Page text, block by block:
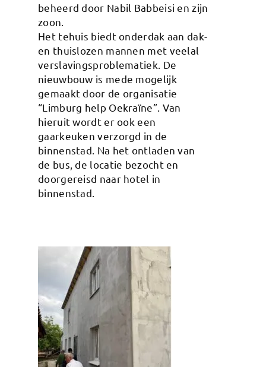
beheerd door Nabil Babbeisi en zijn
zoon.
Het tehuis biedt onderdak aan dak-
en thuislozen mannen met veelal
verslavingsproblematiek. De
nieuwbouw is mede mogelijk
gemaakt door de organisatie
“Limburg help Oekraïne”. Van
hieruit wordt er ook een
gaarkeuken verzorgd in de
binnenstad. Na het ontladen van
de bus, de locatie bezocht en
doorgereisd naar hotel in
binnenstad.